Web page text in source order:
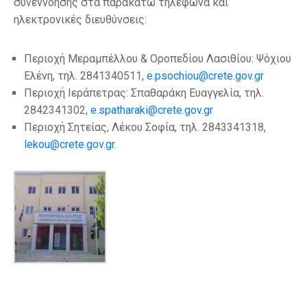
ηλεκτρονικές διευθύνσεις:
Περιοχή Μεραμπέλλου & Οροπεδίου Λασιθίου: Ψόχιου
Ελένη, τηλ. 2841340511, e.psochiou@crete.gov.gr
Περιοχή Ιεράπετρας: Σπαθαράκη Ευαγγελία, τηλ.
2842341302, e.spatharaki@crete.gov.gr
Περιοχή Σητείας, Λέκου Σοφία, τηλ. 2843341318,
lekou@crete.gov.gr.